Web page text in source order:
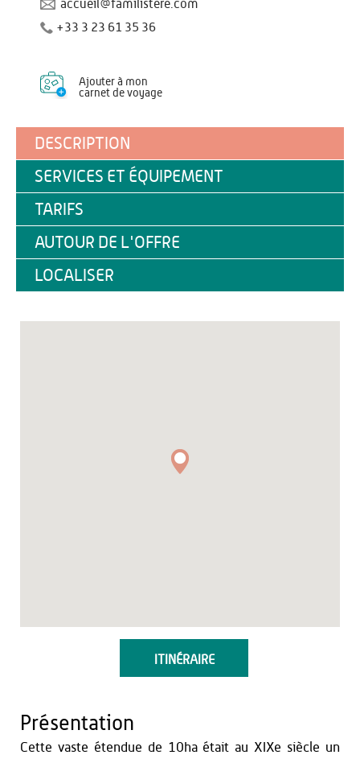
accueil@familistere.com
+33 3 23 61 35 36
Ajouter à mon
carnet de voyage
DESCRIPTION
SERVICES ET ÉQUIPEMENT
TARIFS
AUTOUR DE L'OFFRE
LOCALISER
ITINÉRAIRE
Présentation
Cette vaste étendue de 10ha était au XIXe siècle un